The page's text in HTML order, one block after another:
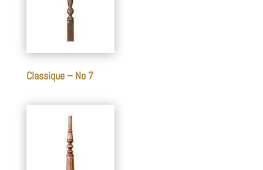
Classique – No 7